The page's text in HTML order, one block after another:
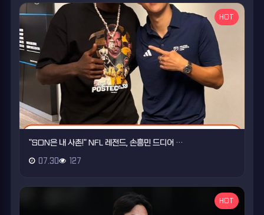
HOT
"SON은 내 사촌!" NFL 레전드, 손흥민 드디어 …
07.30 127
HOT